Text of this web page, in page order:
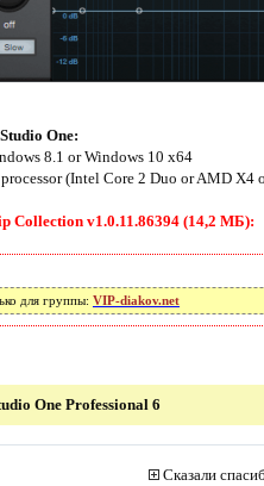
One:
8.1 or Windows 10 x64
(Intel Core 2 Duo or AMD X4
Collection v1.0.11.86394 (14,2 МБ):
для группы: VIP-diakov.net
One Professional 6
Сказали